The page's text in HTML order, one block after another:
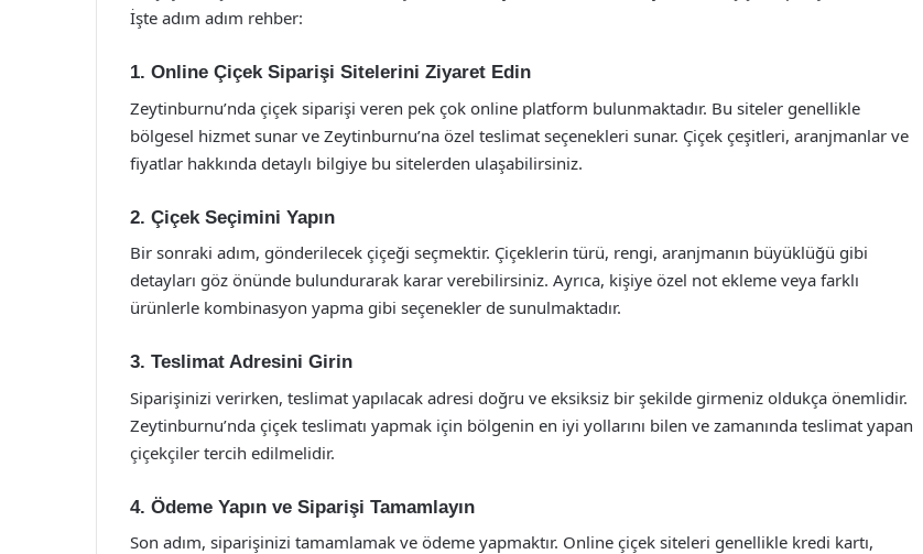
İşte adım adım rehber:
1. Online Çiçek Siparişi Sitelerini Ziyaret Edin
Zeytinburnu’nda çiçek siparişi veren pek çok online platform bulunmaktadır. Bu siteler genellikle
bölgesel hizmet sunar ve Zeytinburnu’na özel teslimat seçenekleri sunar. Çiçek çeşitleri, aranjmanlar ve
fiyatlar hakkında detaylı bilgiye bu sitelerden ulaşabilirsiniz.
2. Çiçek Seçimini Yapın
Bir sonraki adım, gönderilecek çiçeği seçmektir. Çiçeklerin türü, rengi, aranjmanın büyüklüğü gibi
detayları göz önünde bulundurarak karar verebilirsiniz. Ayrıca, kişiye özel not ekleme veya farklı
ürünlerle kombinasyon yapma gibi seçenekler de sunulmaktadır.
3. Teslimat Adresini Girin
Siparişinizi verirken, teslimat yapılacak adresi doğru ve eksiksiz bir şekilde girmeniz oldukça önemlidir.
Zeytinburnu’nda çiçek teslimatı yapmak için bölgenin en iyi yollarını bilen ve zamanında teslimat yapan
çiçekçiler tercih edilmelidir.
4. Ödeme Yapın ve Siparişi Tamamlayın
Son adım, siparişinizi tamamlamak ve ödeme yapmaktır. Online çiçek siteleri genellikle kredi kartı,